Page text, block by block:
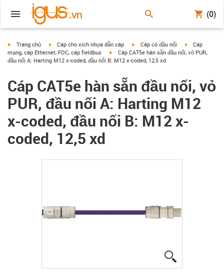
(0)
igus-icon-arrow-right
Trang chủ igus-icon-arrow-right
Cáp cho xích nhựa dẫn cáp igus-icon-arrow-right
Cáp có đầu nối igus-icon-
Cáp
mạng, cáp Ethernet, FOC, cáp fieldbus
igus-icon-arrow-right
Cáp CAT5e hàn sẵn đầu nối, vỏ PUR,
đầu nối A: Harting M12 x-coded, đầu nối B: M12 x-coded, 12,5 xd
Cáp CAT5e hàn sẵn đầu nối, vỏ
PUR, đầu nối A: Harting M12
x-coded, đầu nối B: M12 x-
coded, 12,5 xd